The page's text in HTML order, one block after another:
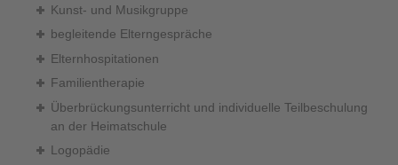
Kunst- und Musikgruppe
begleitende Elterngespräche
Elternhospitationen
Familientherapie
Überbrückungsunterricht und individuelle Teilbeschulung
an der Heimatschule
Logopädie